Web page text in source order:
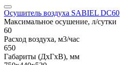
Осушитель воздуха SABIEL DC60
Максимальное осушение, л/сутки
60
Расход воздуха, м3/час
650
Габариты (ДxГxВ), мм